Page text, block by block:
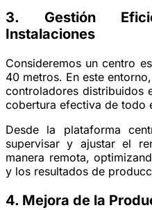
3. Gestión
Instalaciones
Consideremos un centro
40 metros. En este
controladores distribuidos
cobertura efectiva de todo
Desde la plataforma
supervisar y ajustar el
manera remota,
y los resultados de
4. Mejora de la